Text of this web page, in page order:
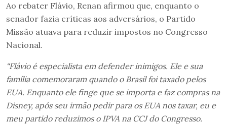
Ao rebater Flávio, Renan afirmou que, enquanto o
senador fazia críticas aos adversários, o Partido
Missão atuava para reduzir impostos no Congresso
Nacional.
“Flávio é especialista em defender inimigos. Ele e sua
família comemoraram quando o Brasil foi taxado pelos
EUA. Enquanto ele finge que se importa e faz compras na
Disney, após seu irmão pedir para os EUA nos taxar, eu e
meu partido reduzimos o IPVA na CCJ do Congresso.